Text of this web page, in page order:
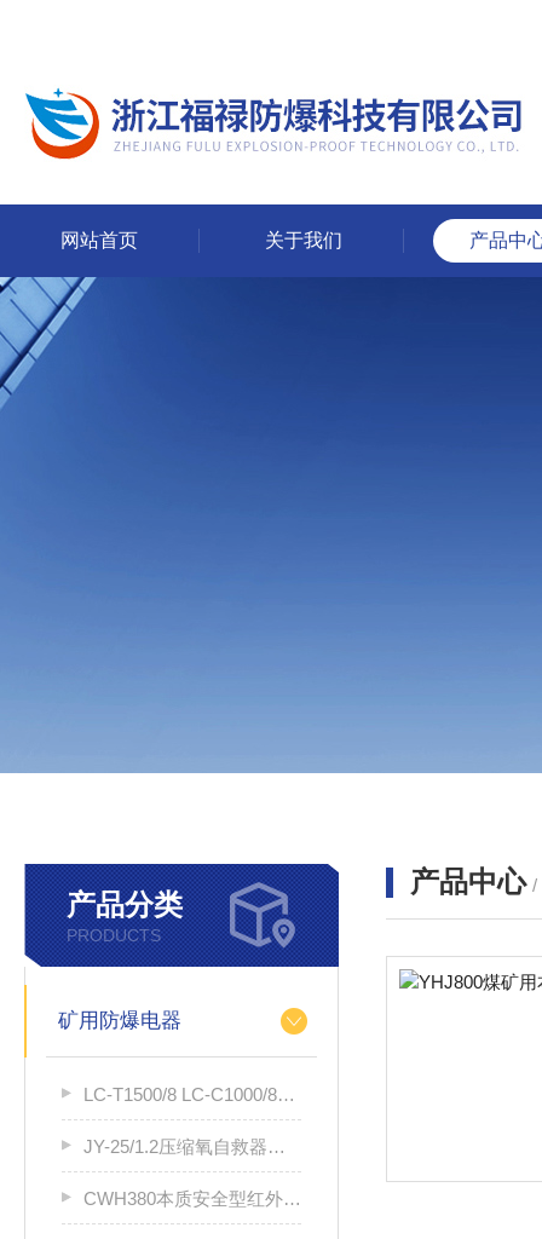
网站首页 关于我们 产品中
产品分类
PRODUCTS
矿用防爆电器
LC-T1500/8 LC-C1000/8煤矿用塑料溜槽
JY-25/1.2压缩氧自救器用安全阀
CWH380本质安全型红外测温仪
产品中心 /